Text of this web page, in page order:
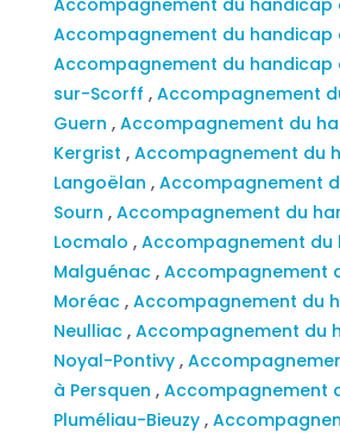
Accompagnement du handicap
Accompagnement du handicap
sur-Scorff , Accompagnement
Guern , Accompagnement du
Kergrist , Accompagnement du
Langoëlan , Accompagnement
Sourn , Accompagnement du
Locmalo , Accompagnement du
Malguénac , Accompagnement
Moréac , Accompagnement du
Neulliac , Accompagnement du
Noyal-Pontivy ,
à Persquen , Accompagnement
Pluméliau-Bieuzy ,